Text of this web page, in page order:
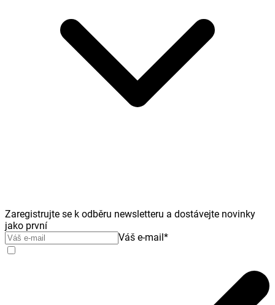
Zaregistrujte se k odběru newsletteru a dostávejte novinky
jako první
Váš e-mail*